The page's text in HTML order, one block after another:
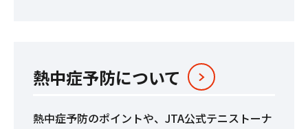
熱中症予防について
熱中症予防のポイントや、JTA公式テニストーナ